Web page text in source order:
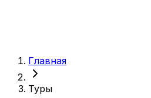
Главная
Туры